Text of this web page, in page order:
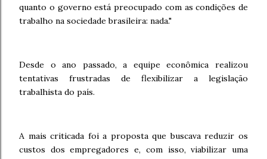
quanto o governo está preocupado com as condições de
trabalho na sociedade brasileira: nada."
Desde o ano passado, a equipe econômica realizou
tentativas frustradas de flexibilizar a legislação
trabalhista do país.
A mais criticada foi a proposta que buscava reduzir os
custos dos empregadores e, com isso, viabilizar uma